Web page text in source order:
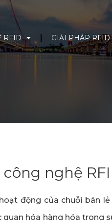
RFID GIẢI PHÁP RFID
nghệ
động của chuỗi bán
hóa hàng hóa trong